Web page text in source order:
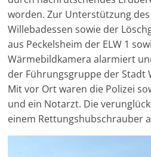
worden. Zur Unterstützung des
Willebadessen sowie der
aus Peckelsheim der ELW 1
Wärmebildkamera alarmiert
der Führungsgruppe der Stadt
Mit vor Ort waren die Polizei
und ein Notarzt. Die
einem Rettungshubschrauber